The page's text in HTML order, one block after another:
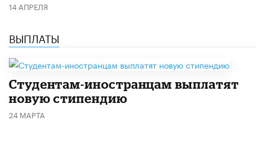
14 АПРЕЛЯ
ВЫПЛАТЫ
Студентам-иностранцам выплатят
новую стипендию
24 МАРТА